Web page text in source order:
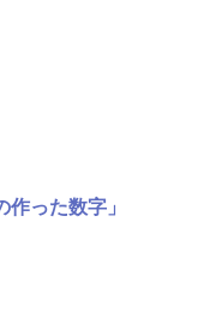
った数字」